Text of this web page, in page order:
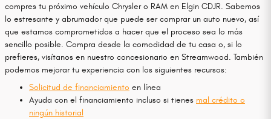
compres tu próximo vehículo Chrysler o RAM en Elgin CDJR. Sabemos
lo estresante y abrumador que puede ser comprar un auto nuevo, así
que estamos comprometidos a hacer que el proceso sea lo más
sencillo posible. Compra desde la comodidad de tu casa o, si lo
prefieres, visítanos en nuestro concesionario en Streamwood. También
podemos mejorar tu experiencia con los siguientes recursos:
Solicitud de financiamiento en línea
Ayuda con el financiamiento incluso si tienes mal crédito o
ningún historial